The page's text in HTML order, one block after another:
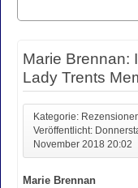
Marie Brennan:
Lady Trents
Kategorie:
Veröffentlicht:
November 2018 20:02
Marie Brennan